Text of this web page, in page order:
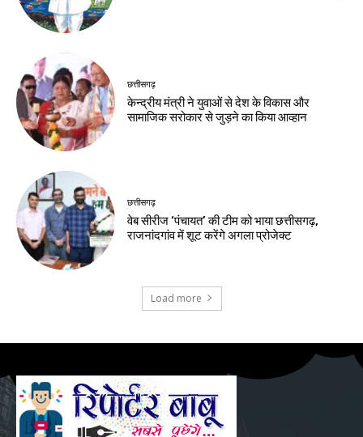
छत्तीसगढ़
केन्द्रीय मंत्री ने युवाओं से देश के विकास और
सामाजिक सरोकार से जुड़ने का किया आव्हान
छत्तीसगढ़
वेब सीरीज ‘पंचायत’ की टीम को भाया छत्तीसगढ़,
राजनांदगांव में शूट करेंगे अगला प्रोजेक्ट
Load more